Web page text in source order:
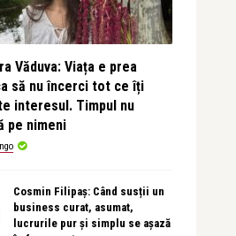
Văduva: Viața e prea
să nu încerci tot ce îți
interesul. Timpul nu
pe nimeni
Cosmin Filipaș: Când susții un
business curat, asumat,
lucrurile pur și simplu se așază